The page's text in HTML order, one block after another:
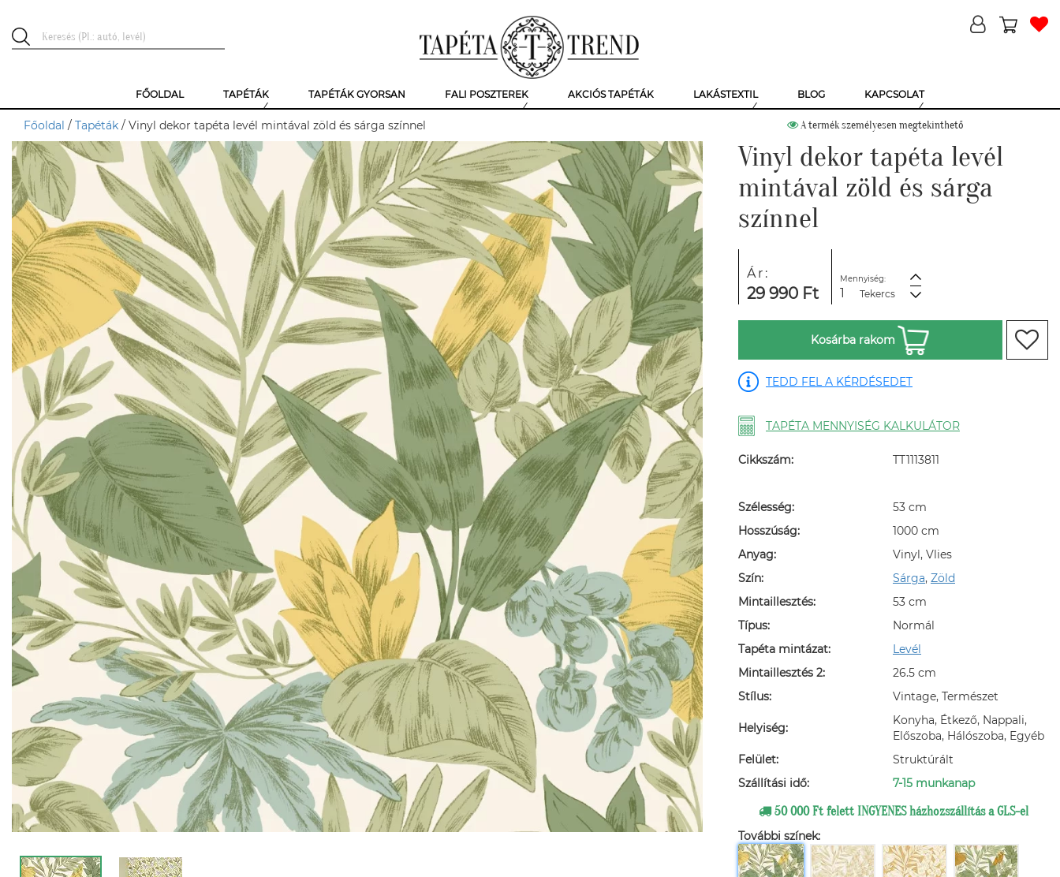
FŐOLDAL TAPÉTÁK TAPÉTÁK GYORSAN FALI POSZTEREK AKCIÓS TAPÉTÁK LAKÁSTEXTIL BLOG KAPCSOLAT
Főoldal / Tapéták / Vinyl dekor tapéta levél mintával zöld és sárga színnel A termék személyesen megtekinthető
Vinyl dekor tapéta levél
mintával zöld és sárga
színnel
Ár:
29 990 Ft
Mennyiség:
Tekercs
Kosárba rakom
TEDD FEL A KÉRDÉSEDET
TAPÉTA MENNYISÉG KALKULÁTOR
Cikkszám: TT1113811
Szélesség:
53 cm
Hosszúság:
1000 cm
Anyag:
Vinyl, Vlies
Szín:
Sárga, Zöld
Mintaillesztés:
53 cm
Típus:
Normál
Tapéta mintázat:
Levél
Mintaillesztés 2:
26.5 cm
Stílus:
Vintage, Természet
Helyiség:
Konyha, Étkező, Nappali,
Előszoba, Hálószoba, Egyéb
Felület:
Struktúrált
Szállítási idő:
7-15 munkanap
50 000 Ft felett INGYENES házhozszállítás a GLS-el
További színek: